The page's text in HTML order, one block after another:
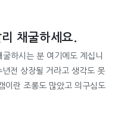
채굴하세요.
하시는 분 여기에도 계십니
전 상장될 거라고 생각도 못
이란 조롱도 많았고 의구심도